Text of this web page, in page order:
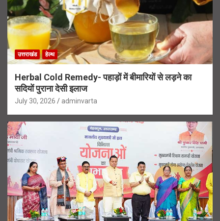
उत्तराखंड हेल्थ
Herbal Cold Remedy- पहाड़ों में बीमारियों से लड़ने का
सदियों पुराना देसी इलाज
July 30, 2026 adminvarta